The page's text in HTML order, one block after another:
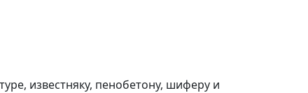
известняку, пенобетону, шиферу и